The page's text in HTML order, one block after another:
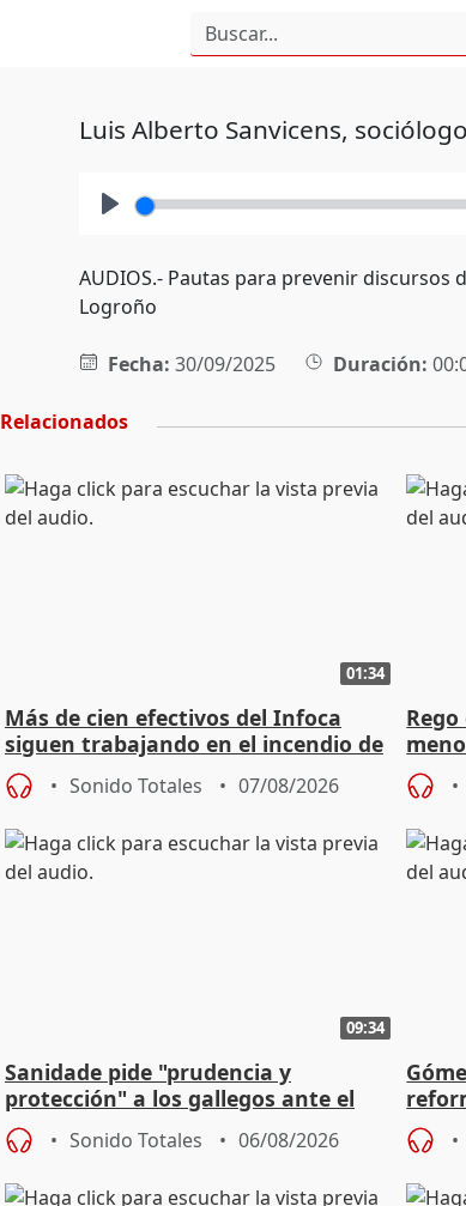
Luis Alberto Sanvicens,
AUDIOS.- Pautas para prevenir
Logroño
Fecha: 30/09/2025 Duración:
Relacionados
01:34
Más de cien efectivos del Infoca
siguen trabajando en el incendio de
Niebla (Huelva)
Sonido Totales 07/08/2026
09:34
Sanidade pide "prudencia y
protección" a los gallegos ante el
eclipse del 12 de agosto
Sonido Totales 06/08/2026